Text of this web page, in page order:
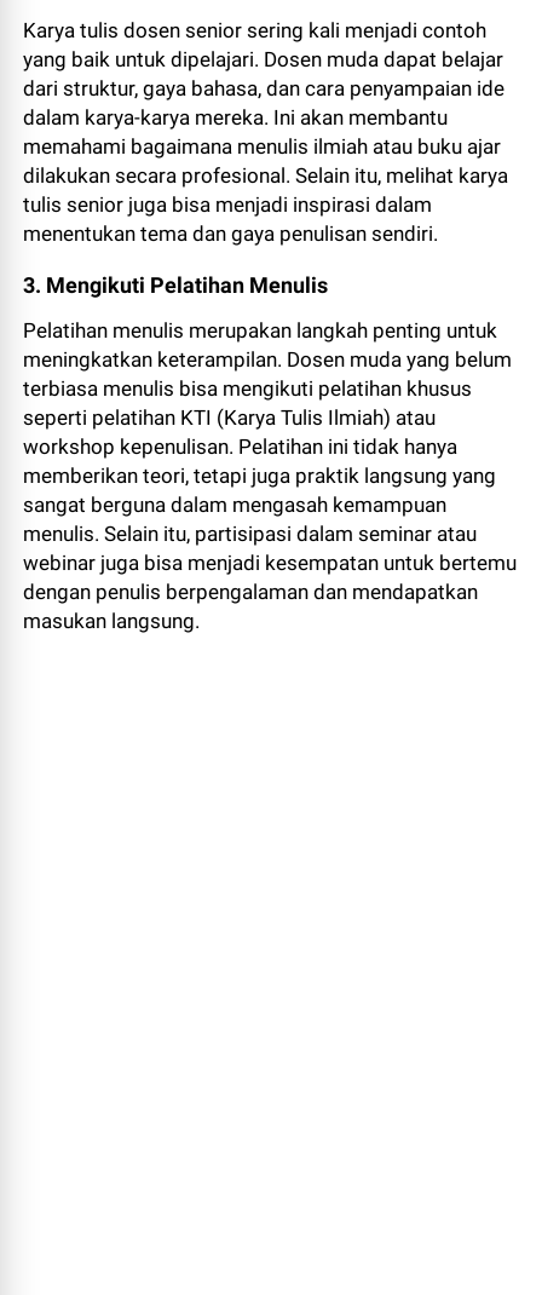
Karya tulis dosen senior sering kali menjadi contoh
yang baik untuk dipelajari. Dosen muda dapat belajar
dari struktur, gaya bahasa, dan cara penyampaian ide
dalam karya-karya mereka. Ini akan membantu
memahami bagaimana menulis ilmiah atau buku ajar
dilakukan secara profesional. Selain itu, melihat karya
tulis senior juga bisa menjadi inspirasi dalam
menentukan tema dan gaya penulisan sendiri.
3. Mengikuti Pelatihan Menulis
Pelatihan menulis merupakan langkah penting untuk
meningkatkan keterampilan. Dosen muda yang belum
terbiasa menulis bisa mengikuti pelatihan khusus
seperti pelatihan KTI (Karya Tulis Ilmiah) atau
workshop kepenulisan. Pelatihan ini tidak hanya
memberikan teori, tetapi juga praktik langsung yang
sangat berguna dalam mengasah kemampuan
menulis. Selain itu, partisipasi dalam seminar atau
webinar juga bisa menjadi kesempatan untuk bertemu
dengan penulis berpengalaman dan mendapatkan
masukan langsung.